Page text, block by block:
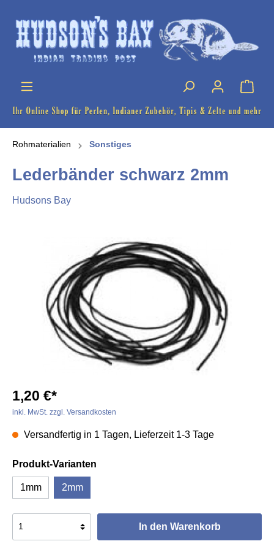
Rohmaterialien Sonstiges
Lederbänder schwarz 2mm
Hudsons Bay
1,20 €*
inkl. MwSt. zzgl. Versandkosten
Versandfertig in 1 Tagen, Lieferzeit 1-3 Tage
Produkt-Varianten
1mm 2mm
In den Warenkorb